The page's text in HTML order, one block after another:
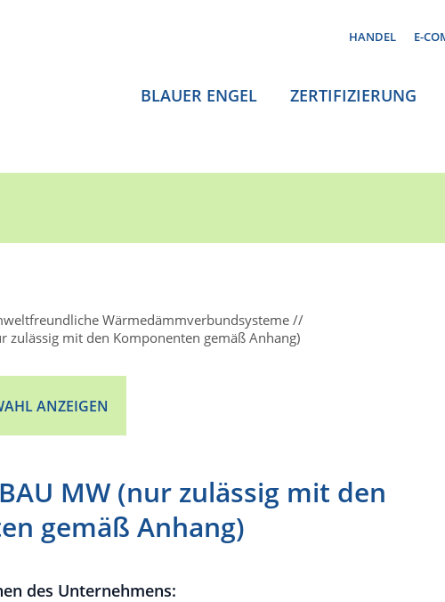
HANDEL E-
BLAUER ENGEL ZERTIFIZIERUNG
Wärmedämmverbundsysteme
zulässig mit den Komponenten gemäß Anhang)
ANZEIGEN
MW (nur zulässig mit den
gemäß Anhang)
des Unternehmens: